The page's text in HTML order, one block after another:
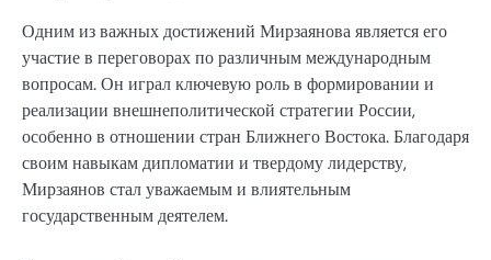
Одним из важных достижений Мирзаянова является его
участие в переговорах по различным международным
вопросам. Он играл ключевую роль в формировании и
реализации внешнеполитической стратегии России,
особенно в отношении стран Ближнего Востока. Благодаря
своим навыкам дипломатии и твердому лидерству,
Мирзаянов стал уважаемым и влиятельным
государственным деятелем.